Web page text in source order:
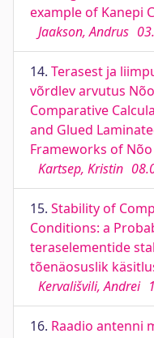
example of Kanepi
Jaakson, Andrus
14. Terasest ja
võrdlev arvutus
Comparative
and Glued
Frameworks of
Kartsep, Kristin
15. Stability of
Conditions: a
teraselementide
tõenäosuslik
Kervališvili, Andrei
16. Raadio antenni